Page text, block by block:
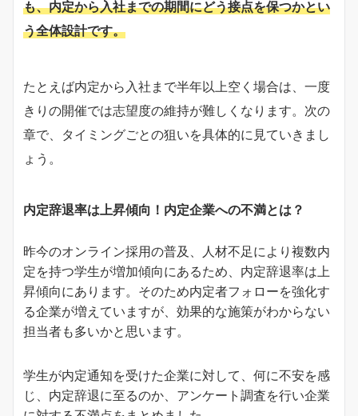
も、内定から入社までの期間にどう接点を保つかとい
う全体設計です。
たとえば内定から入社まで半年以上空く場合は、一度
きりの開催では志望度の維持が難しくなります。次の
章で、タイミングごとの狙いを具体的に見ていきまし
ょう。
内定辞退率は上昇傾向！内定企業への不満とは？
昨今のオンライン採用の普及、人材不足により複数内
定を持つ学生が増加傾向にあるため、内定辞退率は上
昇傾向にあります。そのため内定者フォローを強化す
る企業が増えていますが、効果的な施策がわからない
担当者も多いかと思います。
学生が内定通知を受けた企業に対して、何に不安を感
じ、内定辞退に至るのか、アンケート調査を行い企業